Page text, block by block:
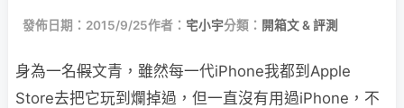
發佈日期：2015/9/25作者： 宅小宇分類： 開箱文 & 評測
身為一名假文青，雖然每一代iPhone我都到Apple
Store去把它玩到爛掉過，但一直沒有用過iPhone，不